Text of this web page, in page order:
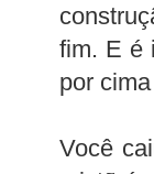
fim. E é
por
Você